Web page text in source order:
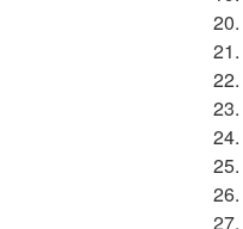
20.
21.
22.
23.
24.
25.
26.
27.